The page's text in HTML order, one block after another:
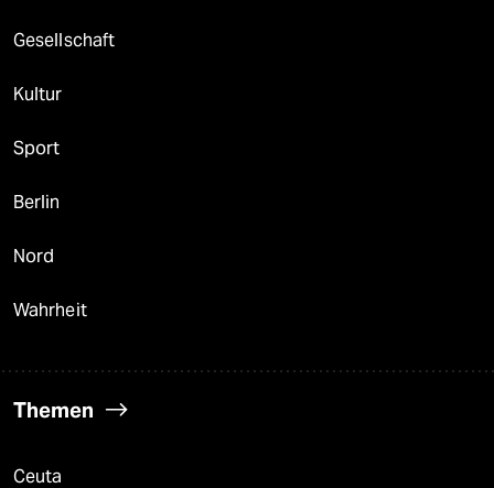
Gesellschaft
Kultur
Sport
Berlin
Nord
Wahrheit
Themen
Ceuta